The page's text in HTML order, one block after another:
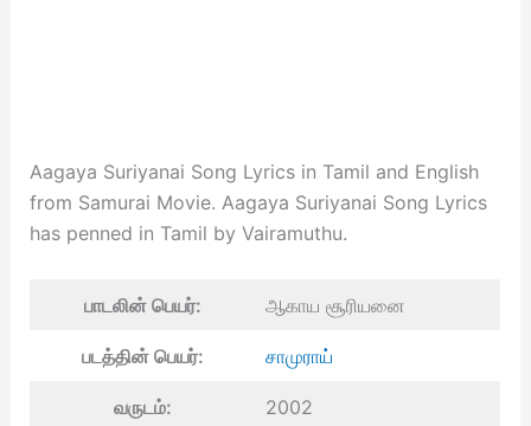
Aagaya Suriyanai Song Lyrics in Tamil and English
from Samurai Movie. Aagaya Suriyanai Song Lyrics
has penned in Tamil by Vairamuthu.
பாடலின் பெயர்: ஆகாய சூரியனை
படத்தின் பெயர்: சாமுராய்
வருடம்: 2002